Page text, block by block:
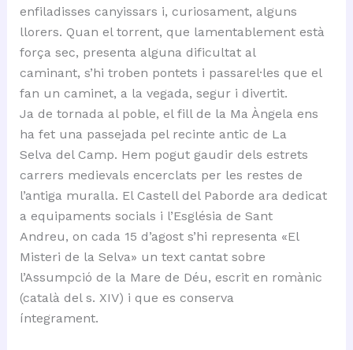
enfiladisses canyissars i, curiosament, alguns
llorers. Quan el torrent, que lamentablement està
força sec, presenta alguna dificultat al
caminant, s’hi troben pontets i passarel·les que el
fan un caminet, a la vegada, segur i divertit.
Ja de tornada al poble, el fill de la Ma Àngela ens
ha fet una passejada pel recinte antic de La
Selva del Camp. Hem pogut gaudir dels estrets
carrers medievals encerclats per les restes de
l’antiga muralla. El Castell del Paborde ara dedicat
a equipaments socials i l’Església de Sant
Andreu, on cada 15 d’agost s’hi representa «El
Misteri de la Selva» un text cantat sobre
l’Assumpció de la Mare de Déu, escrit en romànic
(català del s. XIV) i que es conserva
íntegrament.